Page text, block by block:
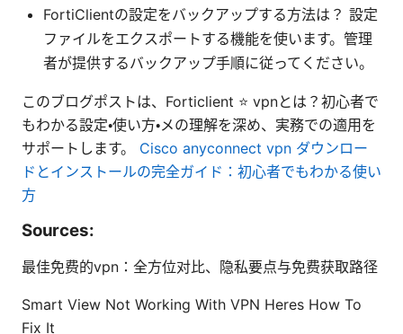
FortiClientの設定をバックアップする方法は？ 設定
ファイルをエクスポートする機能を使います。管理
者が提供するバックアップ手順に従ってください。
このブログポストは、Forticlient ⭐ vpnとは？初心者で
もわかる設定・使い方・メの理解を深め、実務での適用を
サポートします。 Cisco anyconnect vpn ダウンロー
ドとインストールの完全ガイド：初心者でもわかる使い
方
Sources:
最佳免费的vpn：全方位对比、隐私要点与免费获取路径
Smart View Not Working With VPN Heres How To
Fix It